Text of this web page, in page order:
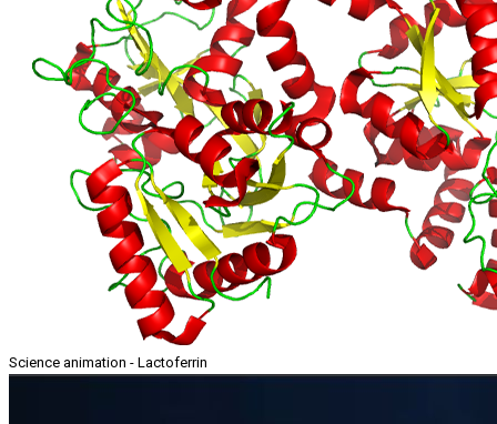
Science animation - Lactoferrin